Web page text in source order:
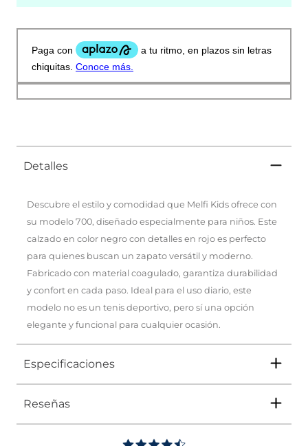
Detalles
Descubre el estilo y comodidad que Melfi Kids ofrece con
su modelo 700, diseñado especialmente para niños. Este
calzado en color negro con detalles en rojo es perfecto
para quienes buscan un zapato versátil y moderno.
Fabricado con material coagulado, garantiza durabilidad
y confort en cada paso. Ideal para el uso diario, este
modelo no es un tenis deportivo, pero sí una opción
elegante y funcional para cualquier ocasión.
Especificaciones
Tipo
Reseñas